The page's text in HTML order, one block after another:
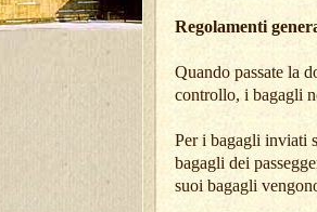
Regolamenti
Quando passate la
controllo, i bagagli
Per i bagagli inviati
bagagli dei
suoi bagagli